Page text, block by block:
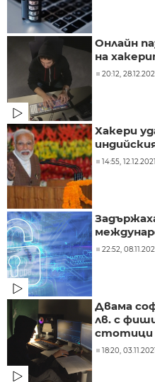
Онлайн
на
20:12,
Хакери
14:55, 12.12.2021
22:52,
Двама
лв. с
стотици
18:20, 03.11.2021